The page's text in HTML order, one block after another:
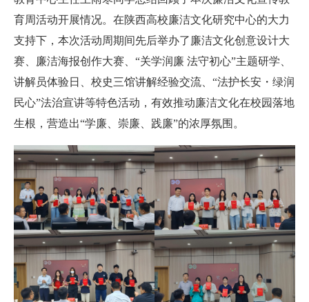
育周活动开展情况。在陕西高校廉洁文化研究中心的大力
支持下，本次活动周期间先后举办了廉洁文化创意设计大
赛、廉洁海报创作大赛、“关学润廉 法守初心”主题研学、
讲解员体验日、校史三馆讲解经验交流、“法护长安・绿润
民心”法治宣讲等特色活动，有效推动廉洁文化在校园落地
生根，营造出“学廉、崇廉、践廉”的浓厚氛围。